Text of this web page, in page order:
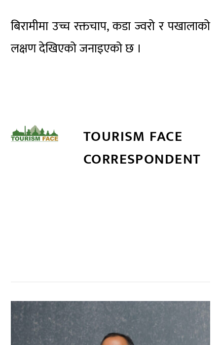
बिरामीमा उच्च रक्तचाप, कडा ज्वरो र पखालाको
लक्षण देखिएको जनाइएको छ ।
TOURISM FACE
CORRESPONDENT